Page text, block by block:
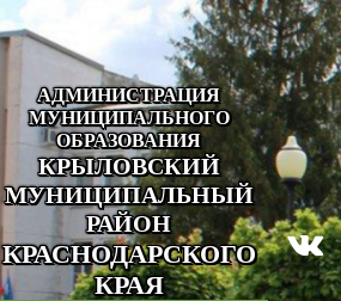
АДМИНИСТРАЦИЯ
МУНИЦИПАЛЬНОГО
ОБРАЗОВАНИЯ
КРЫЛОВСКИЙ
МУНИЦИПАЛЬНЫЙ
РАЙОН
КРАСНОДАРСКОГО
КРАЯ